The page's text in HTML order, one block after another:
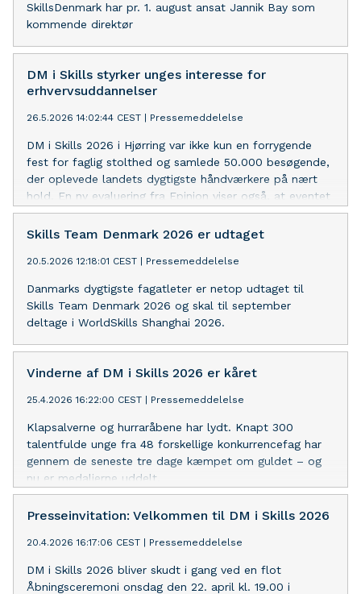
SkillsDenmark har pr. 1. august ansat Jannik Bay som
kommende direktør
DM i Skills styrker unges interesse for
erhvervsuddannelser
26.5.2026 14:02:44 CEST Pressemeddelelse
DM i Skills 2026 i Hjørring var ikke kun en forrygende
fest for faglig stolthed og samlede 50.000 besøgende,
der oplevede landets dygtigste håndværkere på nært
hold. En ny evaluering fra Epinion viser også, at eventet
gør en reel forskel for de unges syn på
erhvervsuddannelser.
Skills Team Denmark 2026 er udtaget
20.5.2026 12:18:01 CEST Pressemeddelelse
Danmarks dygtigste fagatleter er netop udtaget til
Skills Team Denmark 2026 og skal til september
deltage i WorldSkills Shanghai 2026.
Vinderne af DM i Skills 2026 er kåret
25.4.2026 16:22:00 CEST Pressemeddelelse
Klapsalverne og hurraråbene har lydt. Knapt 300
talentfulde unge fra 48 forskellige konkurrencefag har
gennem de seneste tre dage kæmpet om guldet – og
nu er medaljerne uddelt.
Presseinvitation: Velkommen til DM i Skills 2026
20.4.2026 16:17:06 CEST Pressemeddelelse
DM i Skills 2026 bliver skudt i gang ved en flot
Åbningsceremoni onsdag den 22. april kl. 19.00 i